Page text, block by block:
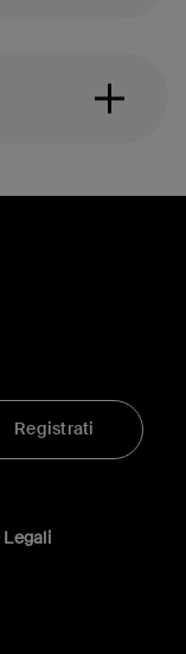
Registrati
TikTok